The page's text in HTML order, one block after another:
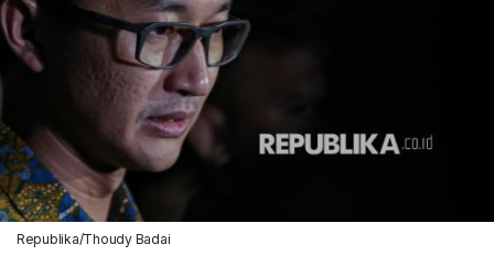
Republika/Thoudy Badai